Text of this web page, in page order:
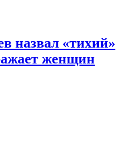
назвал «тихий»
женщин